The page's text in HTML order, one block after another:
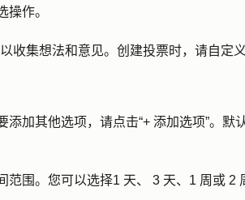
操作。
收集想法和意见。创建投票时，请自定
添加其他选项，请点击“+ 添加选项”。默
范围。您可以选择1 天、 3 天、 1 周或 2